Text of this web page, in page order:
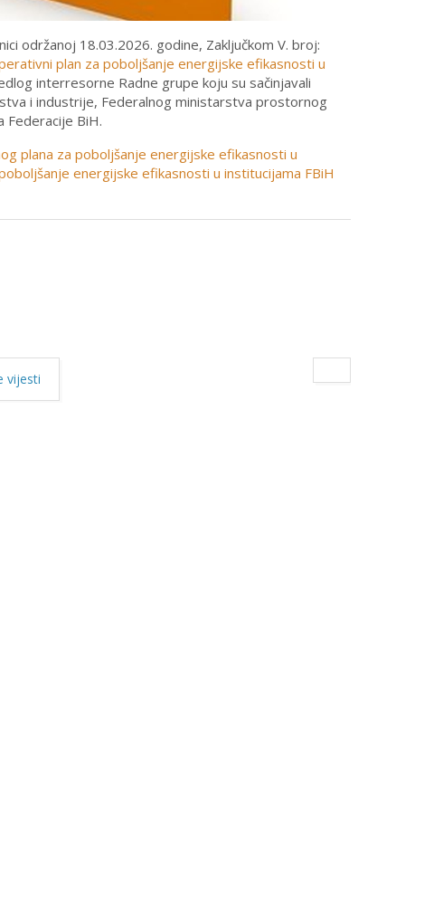
održanoj 18.03.2026. godine, Zaključkom V. broj:
plan za poboljšanje energijske efikasnosti u
interresorne Radne grupe koju su sačinjavali
i industrije, Federalnog ministarstva prostornog
Federacije BiH.
plana za poboljšanje energijske efikasnosti u
energijske efikasnosti u institucijama FBiH
vijesti